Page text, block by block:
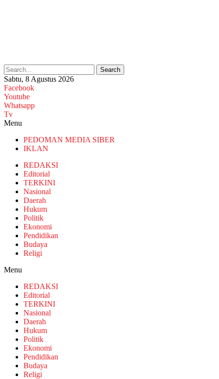
Search
Sabtu, 8 Agustus 2026
Facebook
Youtube
Whatsapp
Tv
Menu
PEDOMAN MEDIA SIBER
IKLAN
REDAKSI
Editorial
TERKINI
Nasional
Daerah
Hukum
Politik
Ekonomi
Pendidikan
Budaya
Religi
Menu
REDAKSI
Editorial
TERKINI
Nasional
Daerah
Hukum
Politik
Ekonomi
Pendidikan
Budaya
Religi